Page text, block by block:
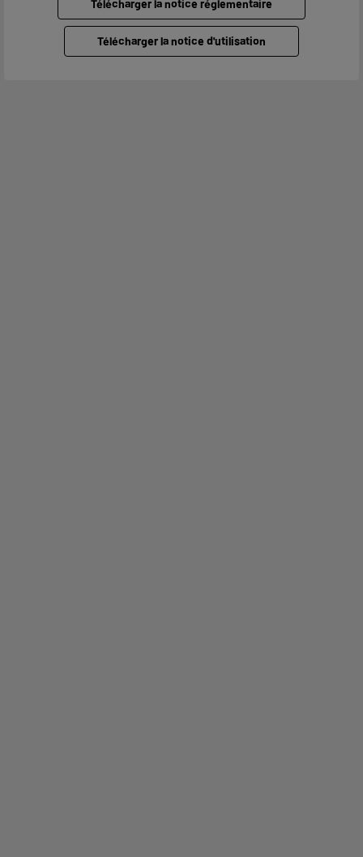
Télécharger la notice réglementaire
Télécharger la notice d'utilisation